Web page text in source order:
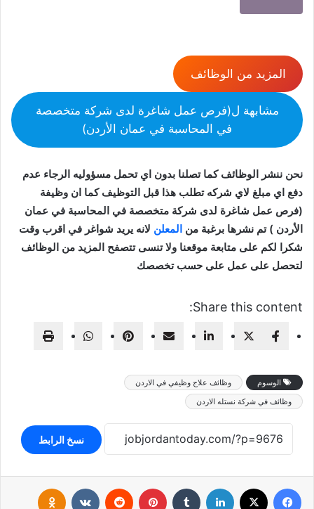
المزيد من الوظائف
مشابهة ل(فرص عمل شاغرة لدى شركة متخصصة
في المحاسبة في عمان الأردن)
نحن ننشر الوظائف كما تصلنا بدون اي تحمل مسؤوليه الرجاء عدم
دفع اي مبلغ لاي شركه تطلب هذا قبل التوظيف كما ان وظيفة
(فرص عمل شاغرة لدى شركة متخصصة في المحاسبة في عمان
الأردن ) تم نشرها برغبة من المعلن لانه يريد شواغر في اقرب وقت
شكرا لكم على متابعة موقعنا ولا تنسى تتصفح المزيد من الوظائف
لتحصل على عمل على حسب تخصصك
Share this content:
الوسوم
وظائف علاج وظيفي في الاردن
وظائف في شركة نستله الاردن
نسخ الرابط
فيسبوك لينكدإن بينتيريست